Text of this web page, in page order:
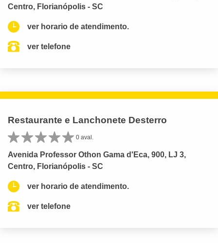
Centro, Florianópolis - SC
ver horario de atendimento.
ver telefone
Restaurante e Lanchonete Desterro
0 aval.
Avenida Professor Othon Gama d'Eca, 900, LJ 3,
Centro, Florianópolis - SC
ver horario de atendimento.
ver telefone